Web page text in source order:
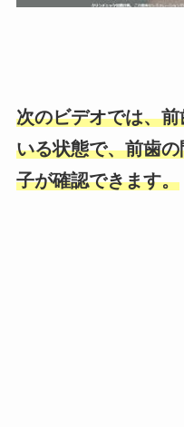
次のビデオでは、
いる状態で、前歯
子が確認できます。